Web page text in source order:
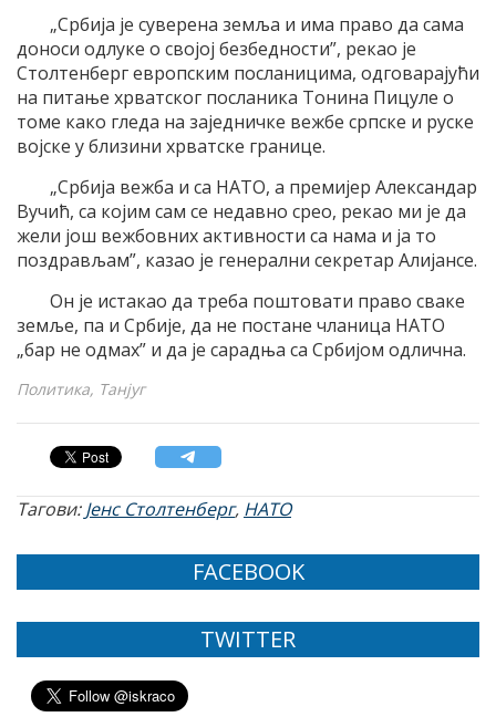
„Србија је суверена земља и има право да сама
доноси одлуке о својој безбедности”, рекао је
Столтенберг европским посланицима, одговарајући
на питање хрватског посланика Тонина Пицуле о
томе како гледа на заједничке вежбе српске и руске
војске у близини хрватске границе.
„Србија вежба и са НАТО, а премијер Александар
Вучић, са којим сам се недавно срео, рекао ми је да
жели још вежбовних активности са нама и ја то
поздрављам”, казао је генерални секретар Алијансе.
Он је истакао да треба поштовати право сваке
земље, па и Србије, да не постане чланица НАТО
„бар не одмах” и да је сарадња са Србијом одлична.
Политика, Танјуг
Тагови:Јенс Столтенберг, НАТО
FACEBOOK
TWITTER